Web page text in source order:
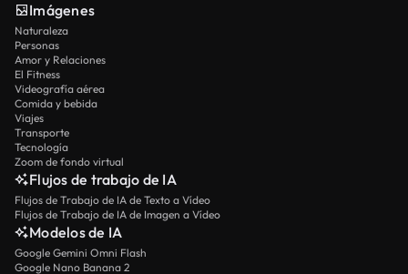
Imágenes
Naturaleza
Personas
Amor y Relaciones
El Fitness
Videografía aérea
Comida y bebida
Viajes
Transporte
Tecnología
Zoom de fondo virtual
Flujos de trabajo de IA
Flujos de Trabajo de IA de Texto a Vídeo
Flujos de Trabajo de IA de Imagen a Vídeo
Modelos de IA
Google Gemini Omni Flash
Google Nano Banana 2